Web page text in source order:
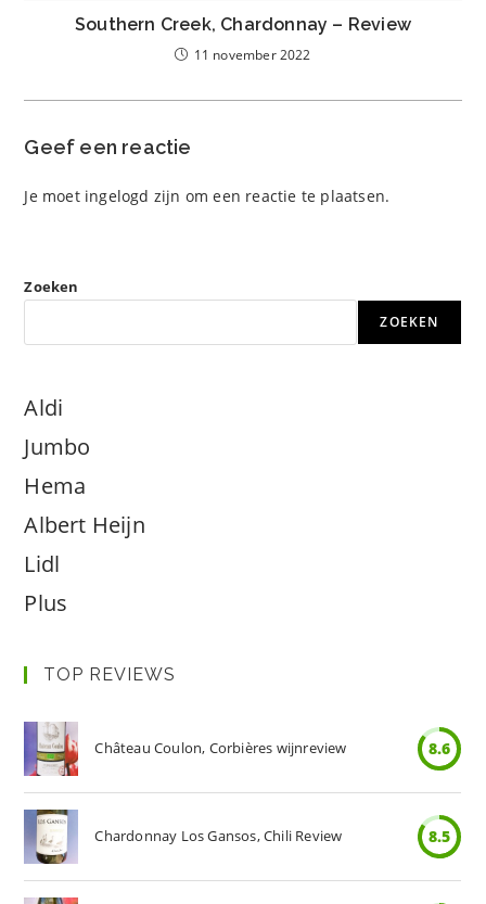
Southern Creek, Chardonnay – Review
11 november 2022
Geef een reactie
Je moet ingelogd zijn om een reactie te plaatsen.
Zoeken
ZOEKEN
Aldi
Jumbo
Hema
Albert Heijn
Lidl
Plus
TOP REVIEWS
Château Coulon, Corbières wijnreview 8.6
Chardonnay Los Gansos, Chili Review 8.5